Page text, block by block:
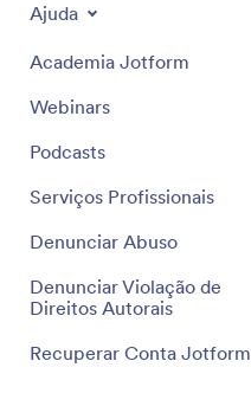
Ajuda
Academia Jotform
Webinars
Podcasts
Serviços Profissionais
Denunciar Abuso
Denunciar Violação de
Direitos Autorais
Recuperar Conta Jotform